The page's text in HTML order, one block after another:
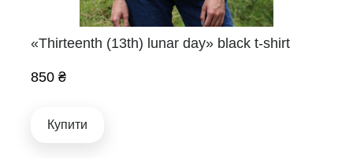
«Thirteenth (13th) lunar day» black t-shirt
850 ₴
Купити